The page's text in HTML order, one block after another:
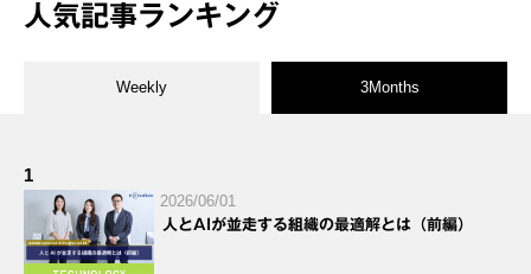
人気記事ランキング
Weekly 3Months
1
2026/06/01
人とAIが並走する組織の最適解とは（前編）